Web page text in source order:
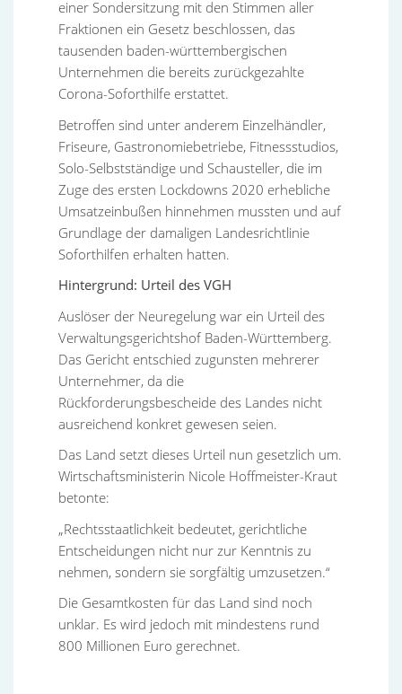
einer Sondersitzung mit den Stimmen aller
Fraktionen ein Gesetz beschlossen, das
tausenden baden-württembergischen
Unternehmen die bereits zurückgezahlte
Corona-Soforthilfe erstattet.
Betroffen sind unter anderem Einzelhändler,
Friseure, Gastronomiebetriebe, Fitnessstudios,
Solo-Selbstständige und Schausteller, die im
Zuge des ersten Lockdowns 2020 erhebliche
Umsatzeinbußen hinnehmen mussten und auf
Grundlage der damaligen Landesrichtlinie
Soforthilfen erhalten hatten.
Hintergrund: Urteil des VGH
Auslöser der Neuregelung war ein Urteil des
Verwaltungsgerichtshof Baden-Württemberg.
Das Gericht entschied zugunsten mehrerer
Unternehmer, da die
Rückforderungsbescheide des Landes nicht
ausreichend konkret gewesen seien.
Das Land setzt dieses Urteil nun gesetzlich um.
Wirtschaftsministerin Nicole Hoffmeister-Kraut
betonte:
„Rechtsstaatlichkeit bedeutet, gerichtliche
Entscheidungen nicht nur zur Kenntnis zu
nehmen, sondern sie sorgfältig umzusetzen.“
Die Gesamtkosten für das Land sind noch
unklar. Es wird jedoch mit mindestens rund
800 Millionen Euro gerechnet.